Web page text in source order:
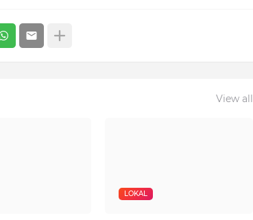
View all
LOKAL